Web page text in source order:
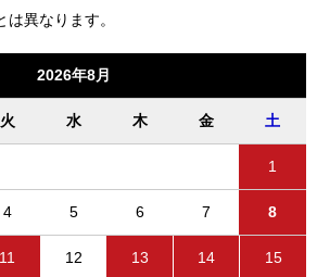
異なります。
2026年8月
火 水 木 金 土
1
4 5 6 7 8
11 12 13 14 15